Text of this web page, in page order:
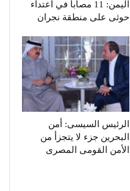
اليمن: 11 مصاباً في اعتداء
حوثى على منطقة نجران
الرئيس السيسى: أمن
البحرين جزء لا يتجزأ من
الأمن القومى المصرى